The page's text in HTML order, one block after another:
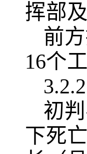
挥部
前
16个
初
下死